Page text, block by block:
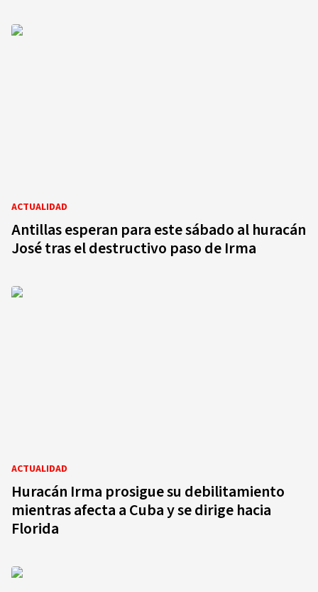
ACTUALIDAD
Antillas esperan para este sábado al huracán
José tras el destructivo paso de Irma
ACTUALIDAD
Huracán Irma prosigue su debilitamiento
mientras afecta a Cuba y se dirige hacia
Florida